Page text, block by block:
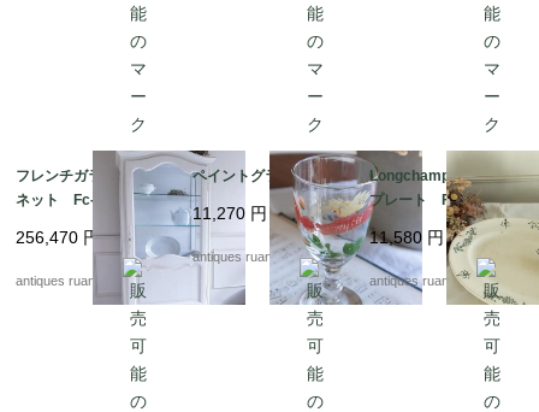
フレンチガラスキャビ
ネット Fc-3115
256,470 円
antiques ruan
ペイントグラス
11,270 円
antiques ruan
Longchamp オーバル
プレート Fc-3052
11,580 円
antiques ruan